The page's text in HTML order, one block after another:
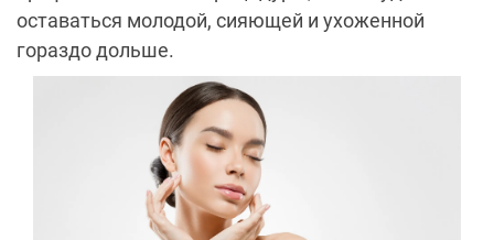
оставаться молодой, сияющей и ухоженной
гораздо дольше.